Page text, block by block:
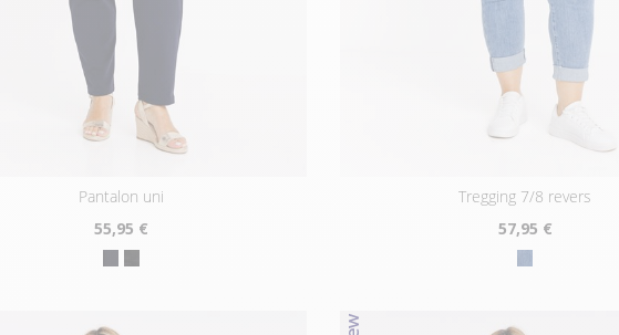
pantalon uni
55,95 €
tregging 7/8 revers
57,95 €